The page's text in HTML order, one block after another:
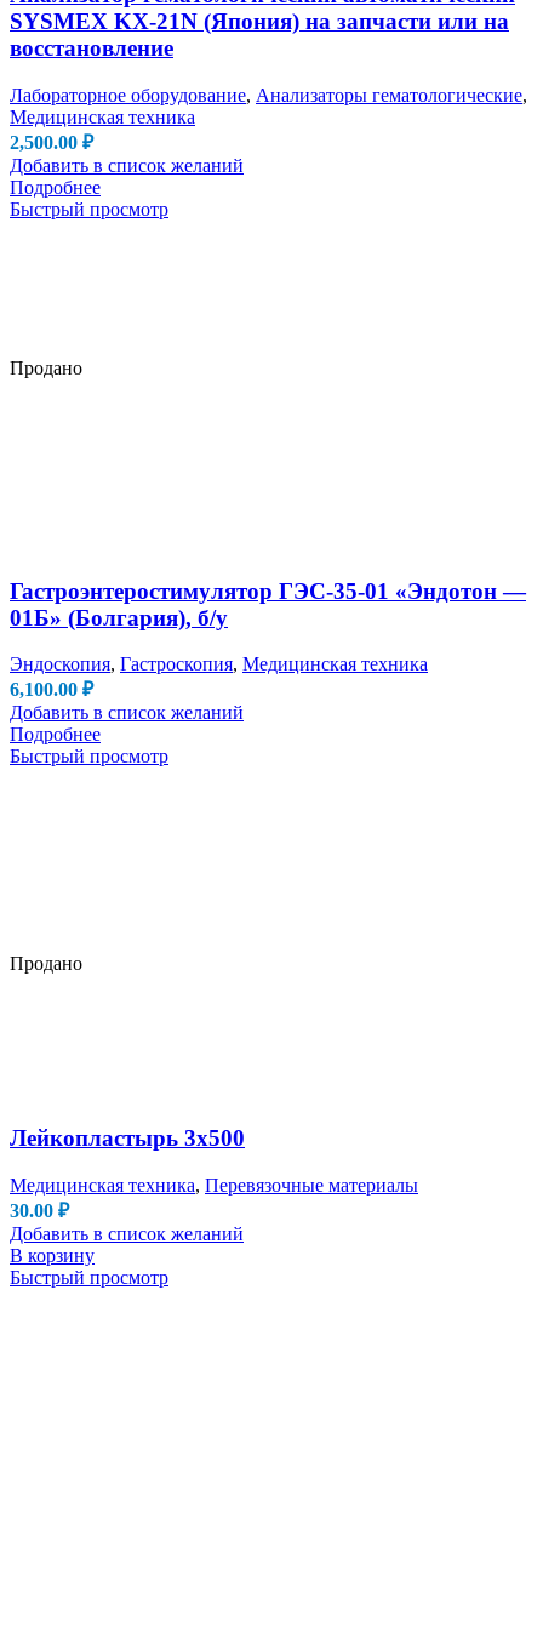
Продано
SYSMEX KX-21N (Япония) на запчасти или на
восстановление
Лабораторное оборудование, Анализаторы гематологические,
Медицинская техника
2,500.00 ₽
Добавить в список желаний
Подробнее
Быстрый просмотр
Продано
Гастроэнтеростимулятор ГЭС-35-01 «Эндотон —
01Б» (Болгария), б/у
Эндоскопия, Гастроскопия, Медицинская техника
6,100.00 ₽
Добавить в список желаний
Подробнее
Быстрый просмотр
Лейкопластырь 3х500
Медицинская техника, Перевязочные материалы
30.00 ₽
Добавить в список желаний
В корзину
Быстрый просмотр